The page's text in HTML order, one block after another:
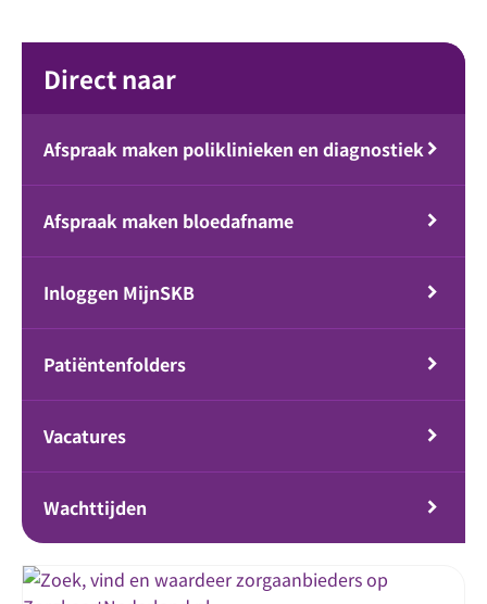
Direct naar
Afspraak maken poliklinieken en diagnostiek
Afspraak maken bloedafname
Inloggen MijnSKB
Patiëntenfolders
Vacatures
Wachttijden